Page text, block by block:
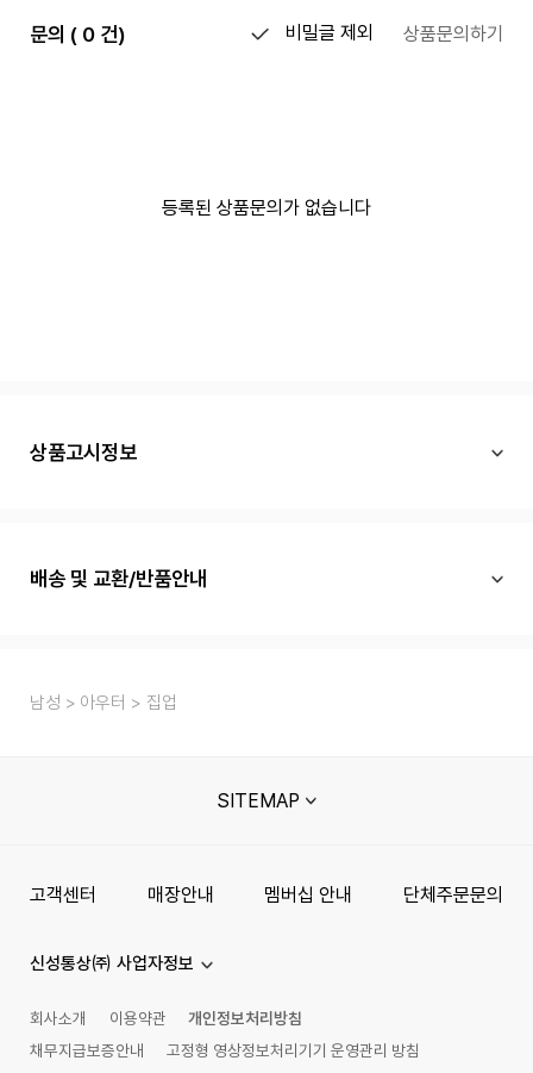
문의 ( 0 건) 비밀글 제외 상품문의하기
등록된 상품문의가 없습니다
상품고시정보
배송 및 교환/반품안내
남성 아우터 집업
SITEMAP
고객센터 매장안내 멤버십 안내 단체주문문의
신성통상㈜ 사업자정보
회사소개 이용약관
개인정보처리방침
채무지급보증안내
고정형 영상정보처리기기 운영관리 방침